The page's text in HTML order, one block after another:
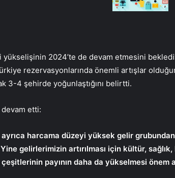
yükselişinin 2024’te de devam etmesini
rezervasyonlarında önemli artışlar
3-4 şehirde yoğunlaştığını belirtti.
devam etti:
ayrıca harcama düzeyi yüksek gelir
gelirlerimizin artırılması için kültür,
payının daha da yükselmesi önem